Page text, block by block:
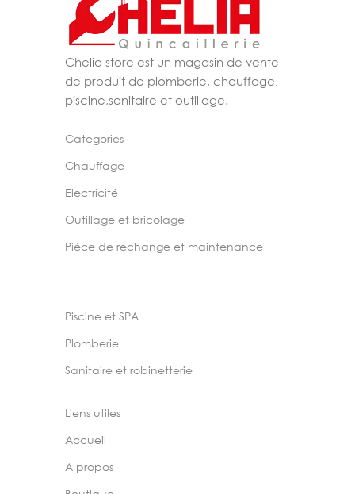
Chelia store est un magasin de vente
de produit de plomberie, chauffage,
piscine,sanitaire et outillage.
Categories
Chauffage
Electricité
Outillage et bricolage
Pièce de rechange et maintenance
Piscine et SPA
Plomberie
Sanitaire et robinetterie
Liens utiles
Accueil
A propos